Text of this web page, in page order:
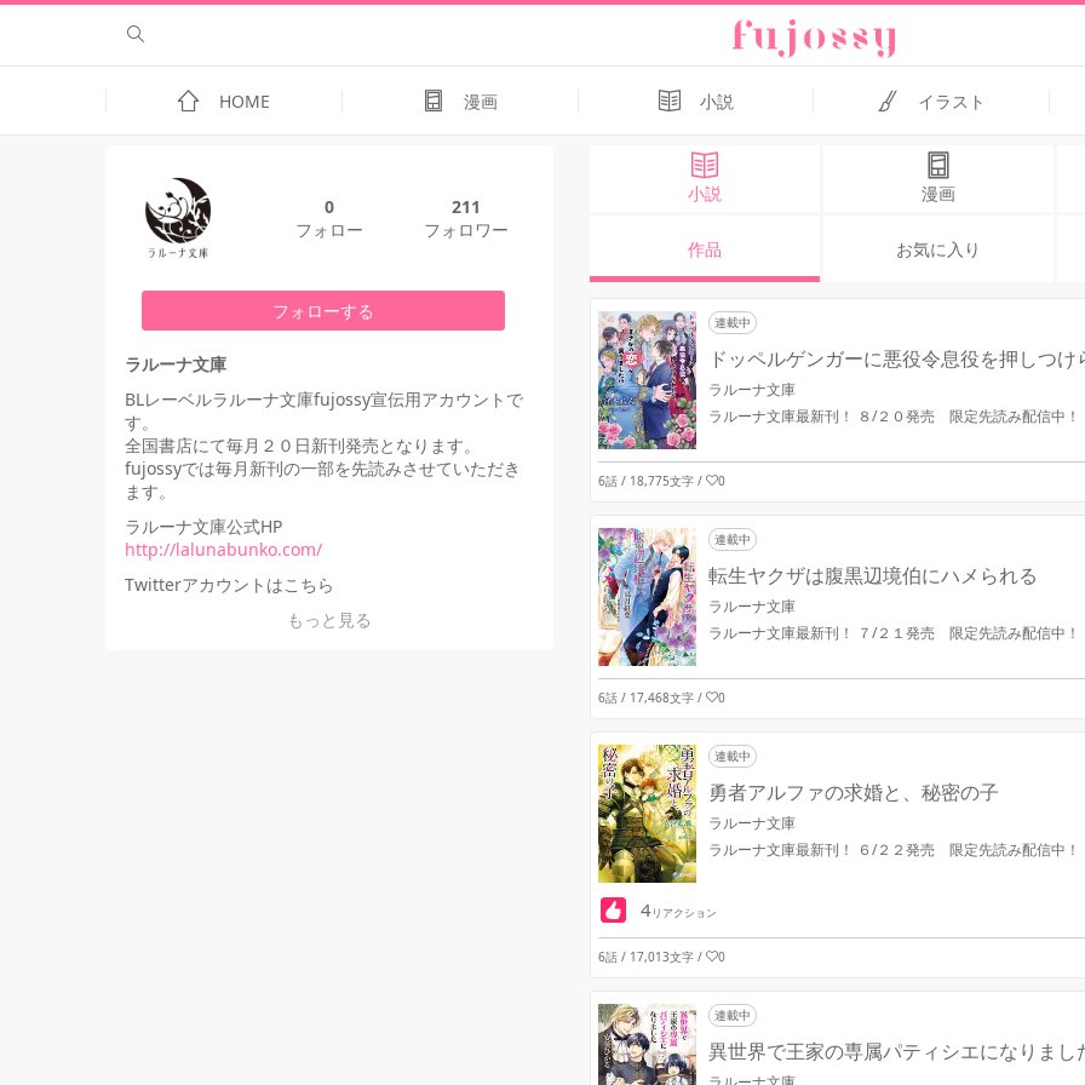
HOME 漫画 小説 イラスト
0
フォロー
211
フォロワー
フォローする
ラルーナ文庫
BLレーベルラルーナ文庫fujossy宣伝用アカウントで
す。
全国書店にて毎月２０日新刊発売となります。
fujossyでは毎月新刊の一部を先読みさせていただき
ます。
ラルーナ文庫公式HP
http://lalunabunko.com/
Twitterアカウントはこちら
もっと見る
小説 漫画
作品 お気に入り
連載中
ドッペルゲンガーに悪役令息役を押しつ
ラルーナ文庫
ラルーナ文庫最新刊！ ８/２０発売 限定先読み配信中！
6話 / 18,775文字/ 0
連載中
転生ヤクザは腹黒辺境伯にハメられる
ラルーナ文庫
ラルーナ文庫最新刊！ ７/２１発売 限定先読み配信中！
6話 / 17,468文字/ 0
連載中
勇者アルファの求婚と、秘密の子
ラルーナ文庫
ラルーナ文庫最新刊！ ６/２２発売 限定先読み配信中！
4リアクション
6話 / 17,013文字/ 0
連載中
異世界で王家の専属パティシエになりまし